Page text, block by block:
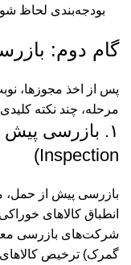
بودجه‌بندی لحاظ
گام دوم:
پس از اخذ مجوزها،
مرحله، چند نکته
Inspection)
بازرسی پیش از حمل،
انطباق کالاهای
شرکت‌های بازرسی
گمرک) ترخیص